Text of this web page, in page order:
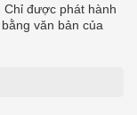
Chỉ được phát hành
văn bản của